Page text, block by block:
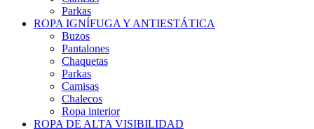
Parkas
ROPA IGNÍFUGA Y ANTIESTÁTICA
Buzos
Pantalones
Chaquetas
Parkas
Camisas
Chalecos
Ropa interior
ROPA DE ALTA VISIBILIDAD